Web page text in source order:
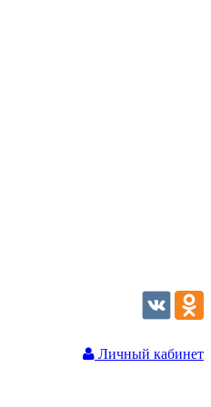
Личный кабинет